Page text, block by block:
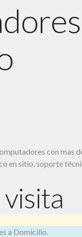
con mas
en sitio, soporte
a Domicilio.